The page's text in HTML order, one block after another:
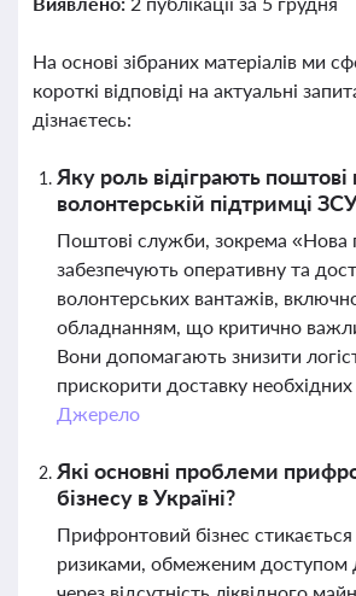
На основі зібраних матеріалів ми
короткі відповіді на актуальні
дізнаєтесь:
Яку роль відіграють поштові
волонтерській підтримці
Поштові служби, зокрема «Нова
забезпечують оперативну та
волонтерських вантажів,
обладнанням, що критично
Вони допомагають знизити
прискорити доставку необхідних
Джерело
Які основні проблеми
бізнесу в Україні?
Прифронтовий бізнес
ризиками, обмеженим доступом